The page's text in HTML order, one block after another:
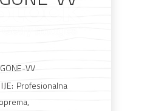
GrađevinskiVodomaterijal
Elektromaterijal
Vijčana
VV
Profesionalna
,